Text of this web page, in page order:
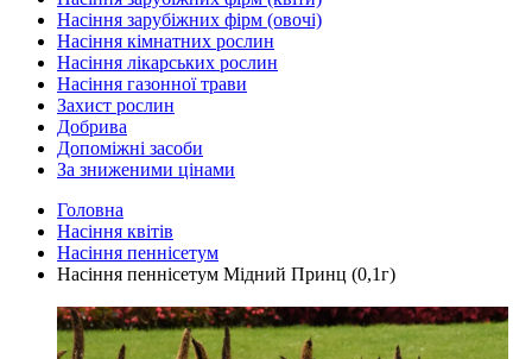
Насіння зарубіжних фірм (овочі)
Насіння кімнатних рослин
Насіння лікарських рослин
Насіння газонної трави
Захист рослин
Добрива
Допоміжні засоби
За зниженими цінами
Головна
Насіння квітів
Насіння пеннісетум
Насіння пеннісетум Мідний Принц (0,1г)